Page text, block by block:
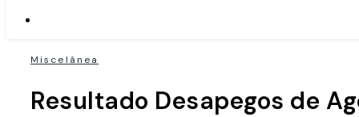
Miscelânea
Resultado Desapegos de